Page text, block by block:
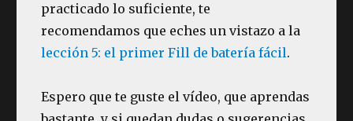
practicado lo suficiente, te
recomendamos que eches un vistazo a la
lección 5: el primer Fill de batería fácil.
Espero que te guste el vídeo, que aprendas